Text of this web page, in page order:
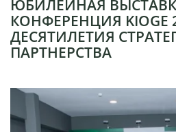
ЮБИЛЕЙНАЯ
КОНФЕРЕНЦИЯ KIOGE
ДЕСЯТИЛЕТИЯ
ПАРТНЕРСТВА